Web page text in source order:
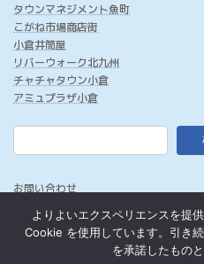
タウンマネジメント魚町
こがね市場商店街
小倉井筒屋
リバーウォーク北九州
チャチャタウン小倉
アミュプラザ小倉
お問い合わせ
プライバシーポリシー
よりよいエクスペリエンスを提
Cookie を使用しています。引き
を承諾したもの